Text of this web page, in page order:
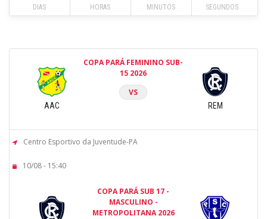
DIAS HORAS MINUTOS SEGUNDOS
AAC
COPA PARÁ FEMININO SUB-
15 2026
VS
REM
Centro Esportivo da Juventude-PA
10/08 - 15:40
COPA PARÁ SUB 17 -
MASCULINO -
METROPOLITANA 2026